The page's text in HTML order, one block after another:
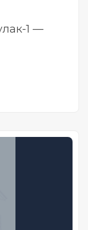
1 —